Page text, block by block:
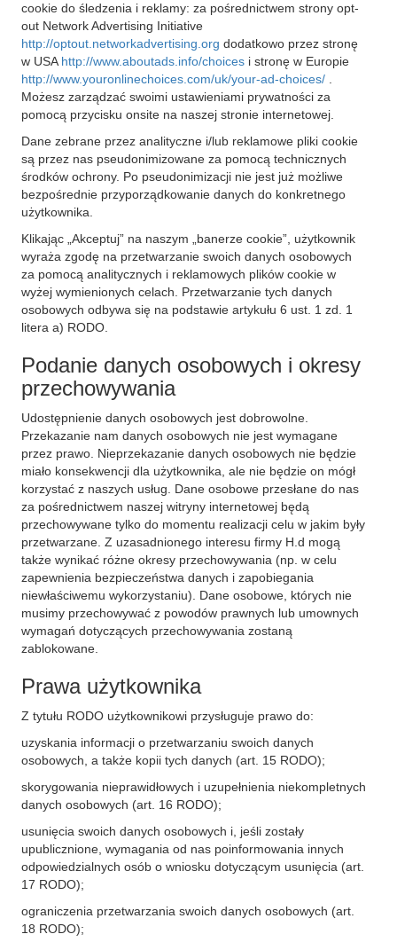
cookie do śledzenia i reklamy: za pośrednictwem strony opt-
out Network Advertising Initiative
http://optout.networkadvertising.org dodatkowo przez stronę
w USA http://www.aboutads.info/choices i stronę w Europie
http://www.youronlinechoices.com/uk/your-ad-choices/
Możesz zarządzać swoimi ustawieniami prywatności za
pomocą przycisku onsite na naszej stronie internetowej.
Dane zebrane przez analityczne i/lub reklamowe pliki cookie
są przez nas pseudonimizowane za pomocą technicznych
środków ochrony. Po pseudonimizacji nie jest już możliwe
bezpośrednie przyporządkowanie danych do konkretnego
użytkownika.
Klikając „Akceptuj” na naszym „banerze cookie”, użytkownik
wyraża zgodę na przetwarzanie swoich danych osobowych
za pomocą analitycznych i reklamowych plików cookie w
wyżej wymienionych celach. Przetwarzanie tych danych
osobowych odbywa się na podstawie artykułu 6 ust. 1 zd. 1
litera a) RODO.
Podanie danych osobowych i okresy
przechowywania
Udostępnienie danych osobowych jest dobrowolne.
Przekazanie nam danych osobowych nie jest wymagane
przez prawo. Nieprzekazanie danych osobowych nie będzie
miało konsekwencji dla użytkownika, ale nie będzie on mógł
korzystać z naszych usług. Dane osobowe przesłane do nas
za pośrednictwem naszej witryny internetowej będą
przechowywane tylko do momentu realizacji celu w jakim były
przetwarzane. Z uzasadnionego interesu firmy H.d mogą
także wynikać różne okresy przechowywania (np. w celu
zapewnienia bezpieczeństwa danych i zapobiegania
niewłaściwemu wykorzystaniu). Dane osobowe, których nie
musimy przechowywać z powodów prawnych lub umownych
wymagań dotyczących przechowywania zostaną
zablokowane.
Prawa użytkownika
Z tytułu RODO użytkownikowi przysługuje prawo do:
uzyskania informacji o przetwarzaniu swoich danych
osobowych, a także kopii tych danych (art. 15 RODO);
skorygowania nieprawidłowych i uzupełnienia niekompletnych
danych osobowych (art. 16 RODO);
usunięcia swoich danych osobowych i, jeśli zostały
upublicznione, wymagania od nas poinformowania innych
odpowiedzialnych osób o wniosku dotyczącym usunięcia (art.
17 RODO);
ograniczenia przetwarzania swoich danych osobowych (art.
18 RODO);